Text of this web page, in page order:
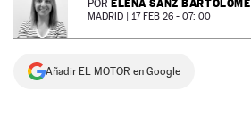
NEWSLETTER
SÍGUENOS
POR ELENA SANZ BARTOLOMÉ
MADRID | 17 FEB 26 - 07: 00
Añadir EL MOTOR en Google